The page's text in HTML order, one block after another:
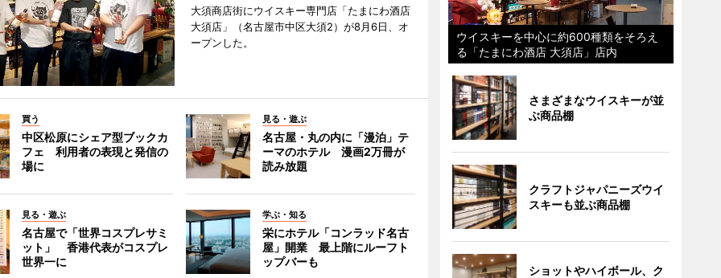
大須商店街にウイスキー専門店「たまにわ酒店
大須店」（名古屋市中区大須2）が8月6日、オ
ープンした。
買う
中区松原にシェア型ブックカ
フェ 利用者の表現と発信の
場に
見る・遊ぶ
名古屋・丸の内に「漫泊」テ
ーマのホテル 漫画2万冊が
読み放題
見る・遊ぶ
名古屋で「世界コスプレサミ
ット」 香港代表がコスプレ
世界一に
学ぶ・知る
栄にホテル「コンラッド名古
屋」開業 最上階にルーフト
ップバーも
ウイスキーを中心に約600種類をそろえ
る「たまにわ酒店 大須店」店内
さまざまなウイスキーが並
ぶ商品棚
クラフトジャパニーズウイ
スキーも並ぶ商品棚
ショットやハイボール、ク